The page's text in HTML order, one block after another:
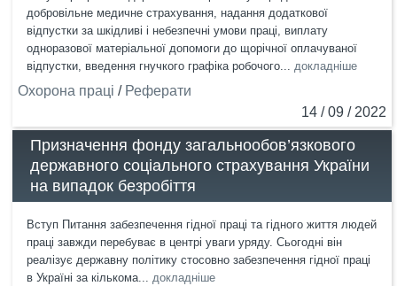
добровільне медичне страхування, надання додаткової
відпустки за шкідливі і небезпечні умови праці, виплату
одноразової матеріальної допомоги до щорічної оплачуваної
відпустки, введення гнучкого графіка робочого... докладніше
Охорона праці / Реферати
14 / 09 / 2022
Призначення фонду загальнообов’язкового
державного соціального страхування України
на випадок безробіття
Вступ Питання забезпечення гідної праці та гідного життя людей
праці завжди перебуває в центрі уваги уряду. Сьогодні він
реалізує державну політику стосовно забезпечення гідної праці
в Україні за кількома... докладніше